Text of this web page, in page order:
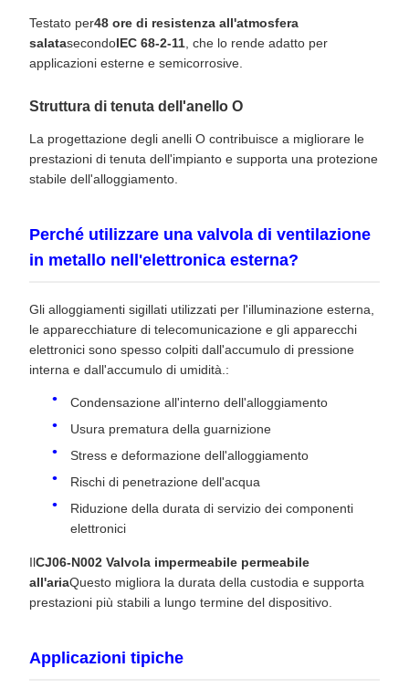
Testato per48 ore di resistenza all'atmosfera
salatasecondoIEC 68-2-11 , che lo rende adatto per
applicazioni esterne e semicorrosive.
Struttura di tenuta dell'anello O
La progettazione degli anelli O contribuisce a migliorare le
prestazioni di tenuta dell'impianto e supporta una protezione
stabile dell'alloggiamento.
Perché utilizzare una valvola di ventilazione
in metallo nell'elettronica esterna?
Gli alloggiamenti sigillati utilizzati per l'illuminazione esterna,
le apparecchiature di telecomunicazione e gli apparecchi
elettronici sono spesso colpiti dall'accumulo di pressione
interna e dall'accumulo di umidità.:
Condensazione all'interno dell'alloggiamento
Usura prematura della guarnizione
Stress e deformazione dell'alloggiamento
Rischi di penetrazione dell'acqua
Riduzione della durata di servizio dei componenti
elettronici
IlCJ06-N002 Valvola impermeabile permeabile
all'ariaQuesto migliora la durata della custodia e supporta
prestazioni più stabili a lungo termine del dispositivo.
Applicazioni tipiche